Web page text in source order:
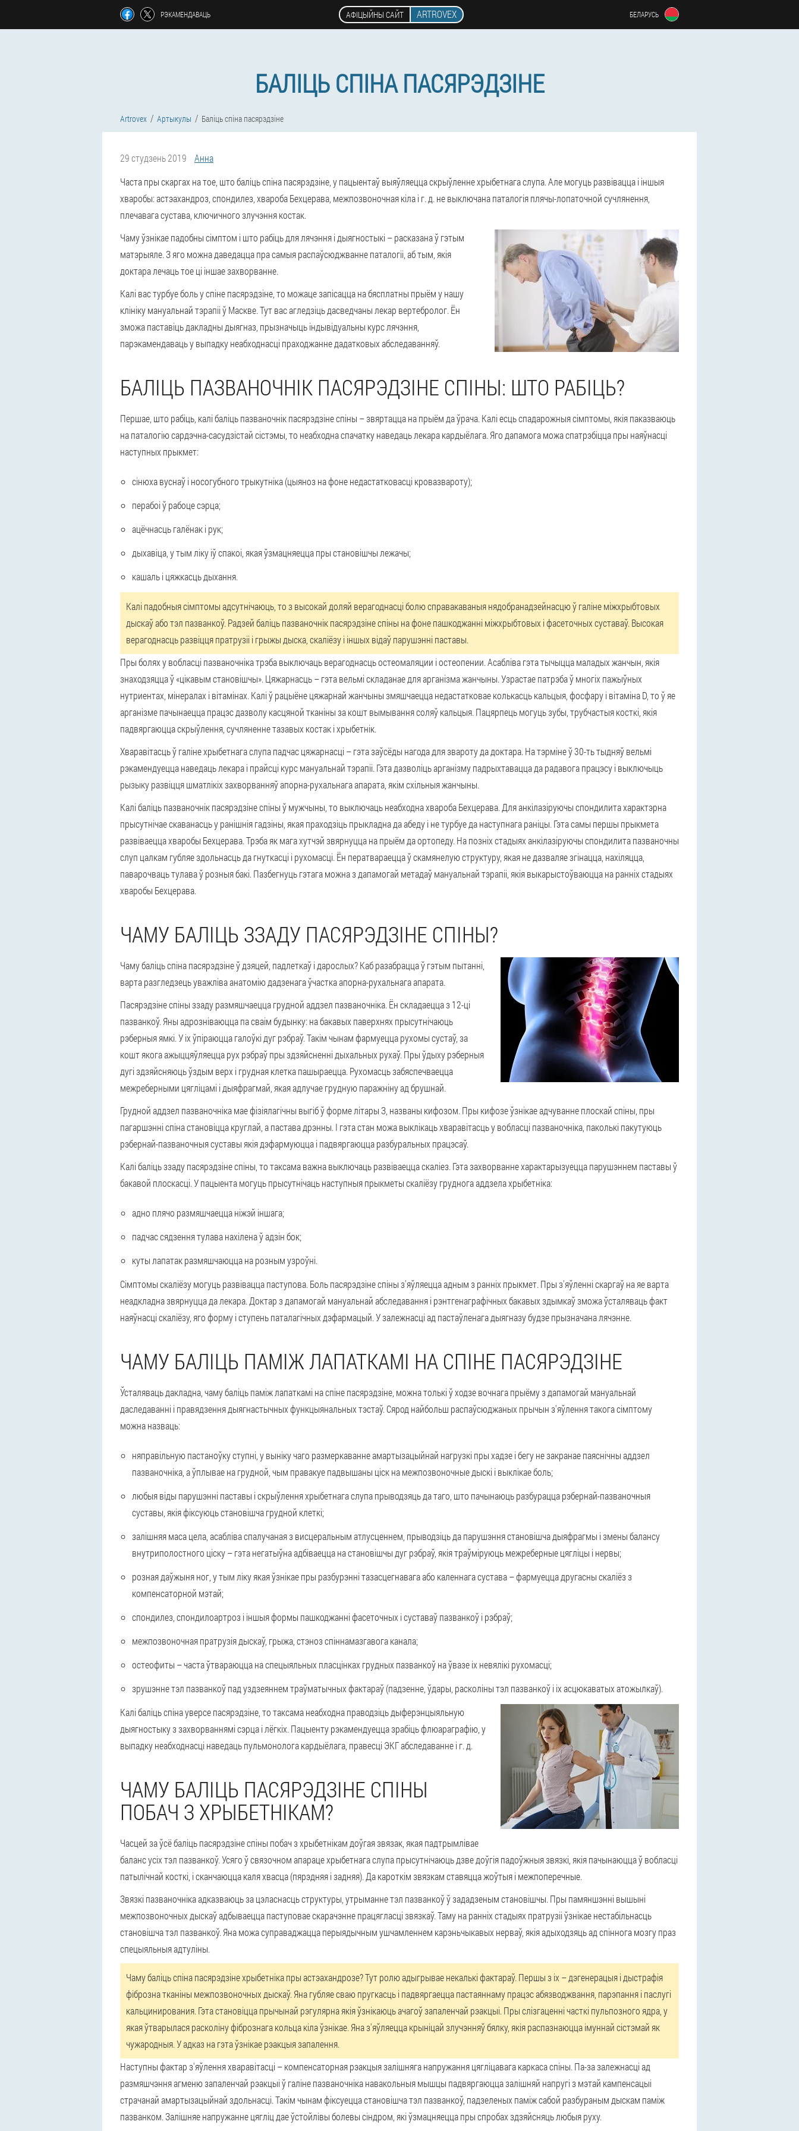
РЭКАМЕНДАВАЦЬ АФІЦЫЙНЫ САЙТ ARTROVEX БЕЛАРУСЬ
БАЛІЦЬ СПІНА ПАСЯРЭДЗІНЕ
Artrovex Артыкулы Баліць спіна пасярэдзіне
29 студзень 2019
Анна
Часта пры скаргах на тое, што баліць спіна пасярэдзіне, у пацыентаў выяўляецца скрыўленне хрыбетнага слупа. Але могуць развівацца і іншыя
хваробы: астэахандроз, спондилез, хвароба Бехцерава, межпозвоночная кіла і г. д. не выключана паталогія плячы-лопаточной сучлянення,
плечавага сустава, ключичного злучэння костак.
Чаму ўзнікае падобны сімптом і што рабіць для лячэння і дыягностыкі – расказана ў гэтым
матэрыяле. З яго можна даведацца пра самыя распаўсюджванне паталогіі, аб тым, якія
доктара лечаць тое ці іншае захворванне.
Калі вас турбуе боль у спіне пасярэдзіне, то можаце запісацца на бясплатны прыём у нашу
клініку мануальнай тэрапіі ў Маскве. Тут вас агледзіць дасведчаны лекар вертебролог. Ён
зможа паставіць дакладны дыягназ, прызначыць індывідуальны курс лячэння,
парэкамендаваць у выпадку неабходнасці праходжанне дадатковых абследаванняў.
БАЛІЦЬ ПАЗВАНОЧНІК ПАСЯРЭДЗІНЕ СПІНЫ: ШТО РАБІЦЬ?
Першае, што рабіць, калі баліць пазваночнік пасярэдзіне спіны – звяртацца на прыём да ўрача. Калі есць спадарожныя сімптомы, якія паказваюць
на паталогію сардэчна-сасудзістай сістэмы, то неабходна спачатку наведаць лекара кардыёлага. Яго дапамога можа спатрэбіцца пры наяўнасці
наступных прыкмет:
сінюха вуснаў і носогубного трыкутніка (цыяноз на фоне недастатковасці кровазвароту);
перабоі ў рабоце сэрца;
ацёчнасць галёнак і рук;
дыхавіца, у тым ліку іў спакоі, якая ўзмацняецца пры становішчы лежачы;
кашаль і цяжкасць дыхання.
Калі падобныя сімптомы адсутнічаюць, то з высокай доляй верагоднасці болю справакаваныя нядобранадзейнасцю ў галіне міжхрыбтовых
дыскаў або тэл пазванкоў. Радзей баліць пазваночнік пасярэдзіне спіны на фоне пашкоджанні міжхрыбтовых і фасеточных суставаў. Высокая
верагоднасць развіцця пратрузіі і грыжы дыска, скаліёзу і іншых відаў парушэнні паставы.
Пры болях у вобласці пазваночніка трэба выключаць верагоднасць остеомаляции і остеопении. Асабліва гэта тычыцца маладых жанчын, якія
знаходзяцца ў «цікавым становішчы». Цяжарнасць – гэта вельмі складанае для арганізма жанчыны. Узрастае патрэба ў многіх пажыўных
нутриентах, мінералах і вітамінах. Калі ў рацыёне цяжарнай жанчыны змяшчаецца недастатковае колькасць кальцыя, фосфару і вітаміна D, то ў яе
арганізме пачынаецца працэс дазволу касцяной тканіны за кошт вымывання соляў кальцыя. Пацярпець могуць зубы, трубчастыя косткі, якія
падвяргаюцца скрыўлення, сучляненне тазавых костак і хрыбетнік.
Хваравітасць ў галіне хрыбетнага слупа падчас цяжарнасці – гэта заўсёды нагода для звароту да доктара. На тэрміне ў 30-ть тыдняў вельмі
рэкамендуецца наведаць лекара і прайсці курс мануальнай тэрапіі. Гэта дазволіць арганізму падрыхтавацца да радавога працэсу і выключыць
рызыку развіцця шматлікіх захворванняў апорна-рухальнага апарата, якім схільныя жанчыны.
Калі баліць пазваночнік пасярэдзіне спіны ў мужчыны, то выключаць неабходна хвароба Бехцерава. Для анкілазіруючы спондилита характэрна
прысутнічае скаванасць у ранішнія гадзіны, якая праходзіць прыкладна да абеду і не турбуе да наступнага раніцы. Гэта самы першы прыкмета
развіваецца хваробы Бехцерава. Трэба як мага хутчэй звярнуцца на прыём да ортопеду. На позніх стадыях анкілазіруючы спондилита пазваночны
слуп цалкам губляе здольнасць да гнуткасці і рухомасці. Ён ператвараецца ў скамянелую структуру, якая не дазваляе згінацца, нахіляцца,
паварочваць тулава ў розныя бакі. Пазбегнуць гэтага можна з дапамогай метадаў мануальнай тэрапіі, якія выкарыстоўваюцца на ранніх стадыях
хваробы Бехцерава.
ЧАМУ БАЛІЦЬ ЗЗАДУ ПАСЯРЭДЗІНЕ СПІНЫ?
Чаму баліць спіна пасярэдзіне ў дзяцей, падлеткаў і дарослых? Каб разабрацца ў гэтым пытанні,
варта разгледзець уважліва анатомію дадзенага ўчастка апорна-рухальнага апарата.
Пасярэдзіне спіны ззаду размяшчаецца грудной аддзел пазваночніка. Ён складаецца з 12-ці
пазванкоў. Яны адрозніваюцца па сваім будынку: на бакавых паверхнях прысутнічаюць
рэберныя ямкі. У іх ўпіраюцца галоўкі дуг рэбраў. Такім чынам фармуецца рухомы сустаў, за
кошт якога ажыццяўляецца рух рэбраў пры здзяйсненні дыхальных рухаў. Пры ўдыху рэберныя
дугі здзяйсняюць ўздым верх і грудная клетка пашыраецца. Рухомасць забяспечваецца
межреберными цягліцамі і дыяфрагмай, якая адлучае грудную паражніну ад брушнай.
Грудной аддзел пазваночніка мае фізіялагічны выгіб ў форме літары З, названы кифозом. Пры кифозе ўзнікае адчуванне плоскай спіны, пры
пагаршэнні спіна становіцца круглай, а пастава дрэнны. І гэта стан можа выклікаць хваравітасць у вобласці пазваночніка, паколькі пакутуюць
рэбернай-пазваночныя суставы якія дэфармуюцца і падвяргаюцца разбуральных працэсаў.
Калі баліць ззаду пасярэдзіне спіны, то таксама важна выключаць развіваецца скаліез. Гэта захворванне характарызуецца парушэннем паставы ў
бакавой плоскасці. У пацыента могуць прысутнічаць наступныя прыкметы скаліёзу груднога аддзела хрыбетніка:
адно плячо размяшчаецца ніжэй іншага;
падчас сядзення тулава нахілена ў адзін бок;
куты лапатак размяшчаюцца на розным узроўні.
Сімптомы скаліёзу могуць развівацца паступова. Боль пасярэдзіне спіны з'яўляецца адным з ранніх прыкмет. Пры з'яўленні скаргаў на яе варта
неадкладна звярнуцца да лекара. Доктар з дапамогай мануальнай абследавання і рэнтгенаграфічных бакавых здымкаў зможа ўсталяваць факт
наяўнасці скаліёзу, яго форму і ступень паталагічных дэфармацый. У залежнасці ад пастаўленага дыягназу будзе прызначана лячэнне.
ЧАМУ БАЛІЦЬ ПАМІЖ ЛАПАТКАМІ НА СПІНЕ ПАСЯРЭДЗІНЕ
Ўсталяваць дакладна, чаму баліць паміж лапаткамі на спіне пасярэдзіне, можна толькі ў ходзе вочнага прыёму з дапамогай мануальнай
даследаванні і правядзення дыягнастычных функцыянальных тэстаў. Сярод найбольш распаўсюджаных прычын з'яўлення такога сімптому
можна назваць:
няправільную пастаноўку ступні, у выніку чаго размеркаванне амартызацыйнай нагрузкі пры хадзе і бегу не закранае паяснічны аддзел
пазваночніка, а ўплывае на грудной, чым правакуе падвышаны ціск на межпозвоночные дыскі і выклікае боль;
любыя віды парушэнні паставы і скрыўлення хрыбетнага слупа прыводзяць да таго, што пачынаюць разбурацца рэбернай-пазваночныя
суставы, якія фіксуюць становішча грудной клеткі;
залішняя маса цела, асабліва спалучаная з висцеральным атлусценнем, прыводзіць да парушэння становішча дыяфрагмы і змены балансу
внутриполостного ціску – гэта негатыўна адбіваецца на становішчы дуг рэбраў, якія траўміруюць межреберные цягліцы і нервы;
розная даўжыня ног, у тым ліку якая ўзнікае пры разбурэнні тазасцегнавага або каленнага сустава – фармуецца другасны скаліёз з
компенсаторной мэтай;
спондилез, спондилоартроз і іншыя формы пашкоджанні фасеточных і суставаў пазванкоў і рэбраў;
межпозвоночная пратрузія дыскаў, грыжа, стэноз спіннамазгавога канала;
остеофиты – часта ўтвараюцца на спецыяльных пласцінках грудных пазванкоў на ўвазе іх невялікі рухомасці;
зрушэнне тэл пазванкоў пад уздзеяннем траўматычных фактараў (падзенне, ўдары, расколіны тэл пазванкоў і іх асцюкаватых атожылкаў).
Калі баліць спіна уверсе пасярэдзіне, то таксама неабходна праводзіць дыферэнцыяльную
дыягностыку з захворваннямі сэрца і лёгкіх. Пацыенту рэкамендуецца зрабіць флюараграфію, у
выпадку неабходнасці наведаць пульмонолога кардыёлага, правесці ЭКГ абследаванне і г. д.
ЧАМУ БАЛІЦЬ ПАСЯРЭДЗІНЕ СПІНЫ
ПОБАЧ З ХРЫБЕТНІКАМ?
Часцей за ўсё баліць пасярэдзіне спіны побач з хрыбетнікам доўгая звязак, якая падтрымлівае
баланс усіх тэл пазванкоў. Усяго ў связочном апараце хрыбетнага слупа прысутнічаюць дзве доўгія падоўжныя звязкі, якія пачынаюцца ў вобласці
патылічнай косткі, і сканчаюцца каля хвасца (пярэдняя і задняя). Да кароткім звязкам ставяцца жоўтыя і межпоперечные.
Звязкі пазваночніка адказваюць за цэласнасць структуры, утрыманне тэл пазванкоў ў зададзеным становішчы. Пры памяншэнні вышыні
межпозвоночных дыскаў адбываецца паступовае скарачэнне працягласці звязкаў. Таму на ранніх стадыях пратрузіі ўзнікае нестабільнасць
становішча тэл пазванкоў. Яна можа суправаджацца перыядычным ушчамленнем карэньчыкавых нерваў, якія адыходзяць ад спіннога мозгу праз
спецыяльныя адтуліны.
Чаму баліць спіна пасярэдзіне хрыбетніка пры астэахандрозе? Тут ролю адыгрывае некалькі фактараў. Першы з іх – дэгенерацыя і дыстрафія
фіброзна тканіны межпозвоночных дыскаў. Яна губляе сваю пругкасць і падвяргаецца пастаяннаму працэс абязводжвання, парэпання і паслугі
кальцинирования. Гэта становіцца прычынай рэгулярна якія ўзнікаюць ачагоў запаленчай рэакцыі. Пры слізгаценні часткі пульпозного ядра, у
якая ўтварылася расколіну фібрознага кольца кіла ўзнікае. Яна з'яўляецца крыніцай злучэнняў бялку, якія распазнаюцца імуннай сістэмай як
чужародныя. У адказ на гэта ўзнікае рэакцыя запалення.
Наступны фактар з'яўлення хваравітасці – компенсаторная рэакцыя залішняга напружання цягліцавага каркаса спіны. Па-за залежнасці ад
размяшчэння агменю запаленчай рэакцыі ў галіне пазваночніка навакольныя мышцы падвяргаюцца залішняй напругі з мэтай кампенсацыі
страчанай амартызацыйнай здольнасці. Такім чынам фіксуецца становішча тэл пазванкоў, падзеленых паміж сабой разбураным дыскам паміж
пазванком. Залішняе напружанне цягліц дае ўстойлівы болевы сіндром, які ўзмацняецца пры спробах здзяйсняць любыя руху.